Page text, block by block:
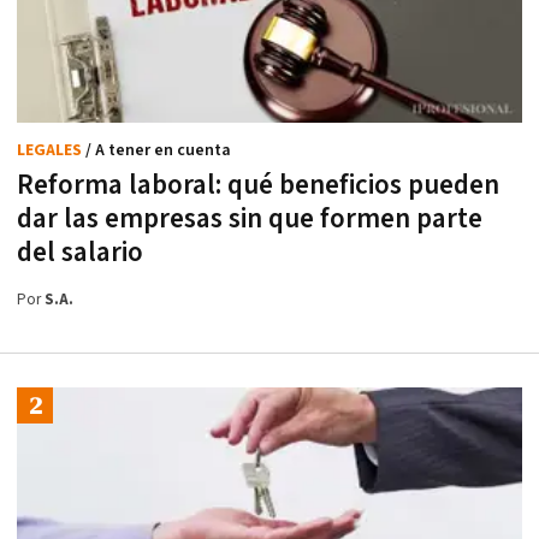
Reforma laboral: qué beneficios pueden
dar las empresas sin que formen parte
del salario
LEGALES / A tener en cuenta
PorS.A.